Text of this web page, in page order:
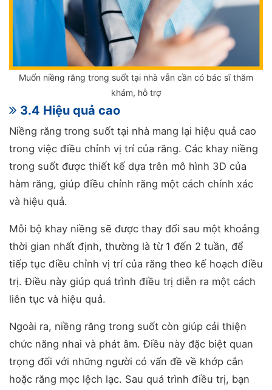
Muốn niềng răng trong suốt tại nhà vẫn cần có bác sĩ thăm
khám, hỗ trợ
3.4 Hiệu quả cao
Niềng răng trong suốt tại nhà mang lại hiệu quả cao
trong việc điều chỉnh vị trí của răng. Các khay niềng
trong suốt được thiết kế dựa trên mô hình 3D của
hàm răng, giúp điều chỉnh răng một cách chính xác
và hiệu quả.
Mỗi bộ khay niềng sẽ được thay đổi sau một khoảng
thời gian nhất định, thường là từ 1 đến 2 tuần, để
tiếp tục điều chỉnh vị trí của răng theo kế hoạch điều
trị. Điều này giúp quá trình điều trị diễn ra một cách
liên tục và hiệu quả.
Ngoài ra, niềng răng trong suốt còn giúp cải thiện
chức năng nhai và phát âm. Điều này đặc biệt quan
trọng đối với những người có vấn đề về khớp cắn
hoặc răng mọc lệch lạc. Sau quá trình điều trị, bạn